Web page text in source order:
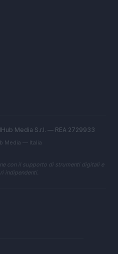
Media S.r.l. — REA 2729933
Media — Italia
con il supporto di strumenti digitali e
indipendenti.